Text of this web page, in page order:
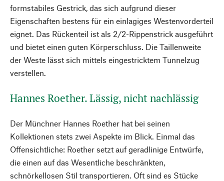
formstabiles Gestrick, das sich aufgrund dieser
Eigenschaften bestens für ein einlagiges Westenvorderteil
eignet. Das Rückenteil ist als 2/2-Rippenstrick ausgeführt
und bietet einen guten Körperschluss. Die Taillenweite
der Weste lässt sich mittels eingestricktem Tunnelzug
verstellen.
Hannes Roether. Lässig, nicht nachlässig
Der Münchner Hannes Roether hat bei seinen
Kollektionen stets zwei Aspekte im Blick. Einmal das
Offensichtliche: Roether setzt auf geradlinige Entwürfe,
die einen auf das Wesentliche beschränkten,
schnörkellosen Stil transportieren. Oft sind es Stücke